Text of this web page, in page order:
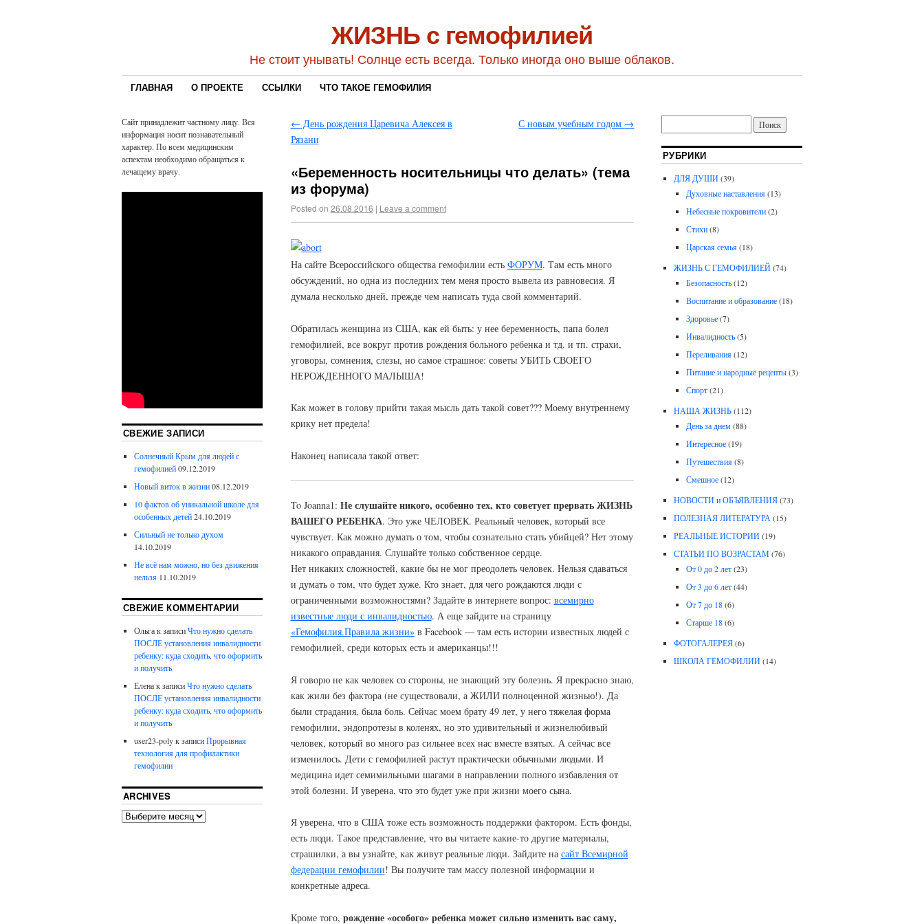
ЖИЗНЬ с гемофилией
Не стоит унывать! Солнце есть всегда. Только иногда оно выше облаков.
ГЛАВНАЯ О ПРОЕКТЕ ССЫЛКИ ЧТО ТАКОЕ ГЕМОФИЛИЯ
← День рождения Царевича Алексея в
Рязани
С новым учебным годом →
«Беременность носительницы что делать» (тема
из форума)
Posted on 26.08.2016 | Leave a comment
На сайте Всероссийского общества гемофилии есть ФОРУМ. Там есть много
обсуждений, но одна из последних тем меня просто вывела из равновесия. Я
думала несколько дней, прежде чем написать туда свой комментарий.
Обратилась женщина из США, как ей быть: у нее беременность, папа болел
гемофилией, все вокруг против рождения больного ребенка и тд. и тп. страхи,
уговоры, сомнения, слезы, но самое страшное: советы УБИТЬ СВОЕГО
НЕРОЖДЕННОГО МАЛЫША!
Как может в голову прийти такая мысль дать такой совет??? Моему внутреннему
крику нет предела!
Наконец написала такой ответ:
To Joanna1: Не слушайте никого, особенно тех, кто советует прервать ЖИЗНЬ
ВАШЕГО РЕБЕНКА. Это уже ЧЕЛОВЕК. Реальный человек, который все
чувствует. Как можно думать о том, чтобы сознательно стать убийцей? Нет этому
никакого оправдания. Слушайте только собственное сердце.
Нет никаких сложностей, какие бы не мог преодолеть человек. Нельзя сдаваться
и думать о том, что будет хуже. Кто знает, для чего рождаются люди с
ограниченными возможностями? Задайте в интернете вопрос: всемирно
известные люди с инвалидностью. А еще зайдите на страницу
«Гемофилия.Правила жизни» в Facebook — там есть истории известных людей с
гемофилией, среди которых есть и американцы!!!
Я говорю не как человек со стороны, не знающий эту болезнь. Я прекрасно знаю,
как жили без фактора (не существовали, а ЖИЛИ полноценной жизнью!). Да
были страдания, была боль. Сейчас моем брату 49 лет, у него тяжелая форма
гемофилии, эндопротезы в коленях, но это удивительный и жизнелюбивый
человек, который во много раз сильнее всех нас вместе взятых. А сейчас все
изменилось. Дети с гемофилией растут практически обычными людьми. И
медицина идет семимильными шагами в направлении полного избавления от
этой болезни. И уверена, что это будет уже при жизни моего сына.
Я уверена, что в США тоже есть возможность поддержки фактором. Есть фонды,
есть люди. Такое представление, что вы читаете какие-то другие материалы,
страшилки, а вы узнайте, как живут реальные люди. Зайдите на сайт Всемирной
федерации гемофилии! Вы получите там массу полезной информации и
конкретные адреса.
Кроме того, рождение «особого» ребенка может сильно изменить вас саму,
Сайт принадлежит частному лицу. Вся
информация носит познавательный
характер. По всем медицинским
аспектам необходимо обращаться к
лечащему врачу.
СВЕЖИЕ ЗАПИСИ
Солнечный Крым для людей с
гемофилией09.12.2019
Новый виток в жизни08.12.2019
10 фактов об уникальной школе для
особенных детей24.10.2019
Сильный не только духом
14.10.2019
Не всё нам можно, но без движения
нельзя 11.10.2019
СВЕЖИЕ КОММЕНТАРИИ
Ольгак записиЧто нужно сделать
ПОСЛЕ установления инвалидности
ребенку: куда сходить, что оформить
и получить
Еленак записиЧто нужно сделать
ПОСЛЕ установления инвалидности
ребенку: куда сходить, что оформить
и получить
user23-polyк записиПрорывная
технология для профилактики
гемофилии
ARCHIVES
РУБРИКИ
ДЛЯ ДУШИ(39)
Духовные наставления(13)
Небесные покровители(2)
Стихи(8)
Царская семья(18)
ЖИЗНЬ С ГЕМОФИЛИЕЙ(74)
Безопасность(12)
Воспитание и образование(18)
Здоровье(7)
Инвалидность(5)
Переливания(12)
Питание и народные рецепты(3)
Спорт(21)
НАША ЖИЗНЬ(112)
День за днем(88)
Интересное(19)
Путешествия(8)
Смешное(12)
НОВОСТИ и ОБЪЯВЛЕНИЯ(73)
ПОЛЕЗНАЯ ЛИТЕРАТУРА(15)
РЕАЛЬНЫЕ ИСТОРИИ(19)
СТАТЬИ ПО ВОЗРАСТАМ(76)
От 0 до 2 лет(23)
От 3 до 6 лет(44)
От 7 до 18(6)
Старше 18(6)
ФОТОГАЛЕРЕЯ(6)
ШКОЛА ГЕМОФИЛИИ(14)